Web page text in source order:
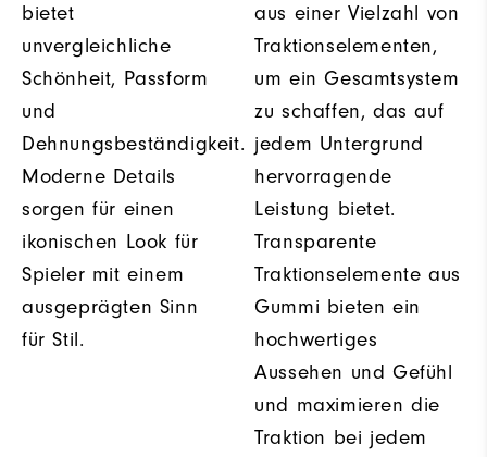
bietet
unvergleichliche
Schönheit, Passform
und
Dehnungsbeständigkeit.
Moderne Details
sorgen für einen
ikonischen Look für
Spieler mit einem
ausgeprägten Sinn
für Stil.
aus einer Vielzahl von
Traktionselementen,
um ein Gesamtsystem
zu schaffen, das auf
jedem Untergrund
hervorragende
Leistung bietet.
Transparente
Traktionselemente aus
Gummi bieten ein
hochwertiges
Aussehen und Gefühl
und maximieren die
Traktion bei jedem